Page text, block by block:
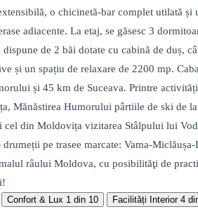
o chicinetă-bar complet utilată
adiacente. La etaj, se găsesc 3
de 2 băi dotate cu cabină de duș,
și un spațiu de relaxare de 2200 mp.
și 45 km de Suceava. Printre
Mănăstirea Humorului pârtiile de ski de
cel din Moldovița vizitarea Stâlpului lui
pe trasee marcate: Vama-
râului Moldova, cu posibilităţi de
Confort & Lux 1 din 10 Facilități Interior 4